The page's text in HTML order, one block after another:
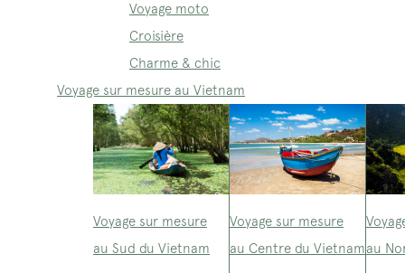
Voyage moto
Croisière
Charme & chic
Voyage sur mesure au Vietnam
Voyage sur mesure
au Sud du Vietnam
Voyage sur mesure
au Centre du Vietnamau